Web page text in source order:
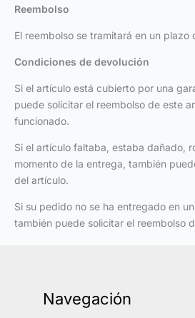
Reembolso
El reembolso se tramitará en un plazo
Condiciones de devolución
Si el artículo está cubierto por una
puede solicitar el reembolso de este
funcionado.
Si el artículo faltaba, estaba dañado,
momento de la entrega, también
del artículo.
Si su pedido no se ha entregado en
también puede solicitar el reembolso
Navegación